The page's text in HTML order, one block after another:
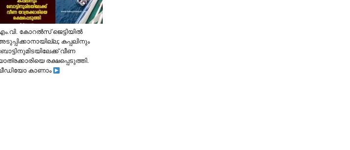
കോറൽസ് ജെട്ടിയിൽ
കപ്പലിനും
വീണ
രക്ഷപ്പെടുത്തി.
കാണാം